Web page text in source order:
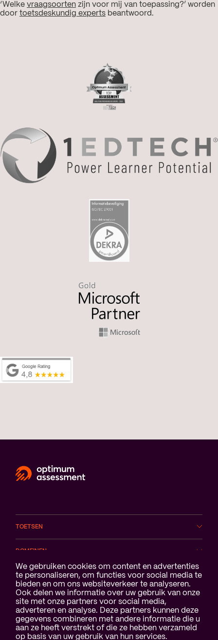
Cookie melding
We gebruiken cookies om content en advertenties
te personaliseren, om functies voor social media te
bieden en om ons websiteverkeer te analyseren.
Ook delen we informatie over uw gebruik van onze
site met onze partners voor social media,
adverteren en analyse. Deze partners kunnen deze
gegevens combineren met andere informatie die u
aan ze heeft verstrekt of die ze hebben verzameld
op basis van uw gebruik van hun services.
‘Welke vraagsoorten zijn voor mij van toepassing?’ worden
door toetsdeskundig experts beantwoord.
TOETSEN
DOMEINEN
SERVICES
OVER ONS